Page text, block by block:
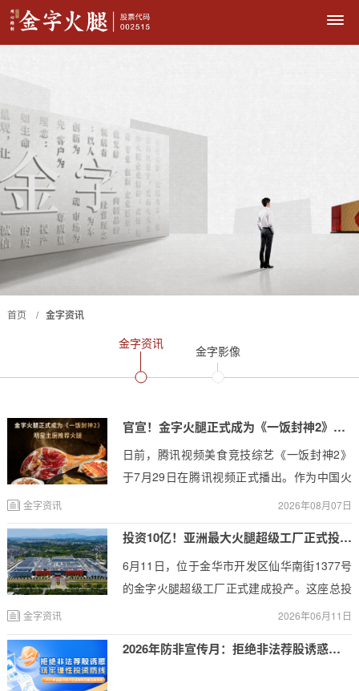
首页 / 金字资讯
金字资讯 金字影像
官宣！金字火腿正式成为《一饭封神2》明星主厨推荐火腿
日前，腾讯视频美食竞技综艺《一饭封神2》
于7月29日在腾讯视频正式播出。作为中国火
腿行业头部品牌、上市企业，金字火腿正式宣
布与《一饭封神2》达成合作，以明星主厨推
荐火腿，共赴这场年度顶级厨艺盛宴。
2026年08月07日
金字资讯
投资10亿！亚洲最大火腿超级工厂正式投产， “金字智造”重塑千年非遗
6月11日，位于金华市开发区仙华南街1377号
的金字火腿超级工厂正式建成投产。这座总投
资约10亿元、占地172.6亩、建筑面积达17.38
万平方米的现代化产业基地，以“亚洲最大火腿
加工基地”及“国内首个5G+AI火腿智能工厂”的
2026年06月11日
金字资讯
2026年防非宣传月：拒绝非法荐股诱惑，筑牢理性投资防线